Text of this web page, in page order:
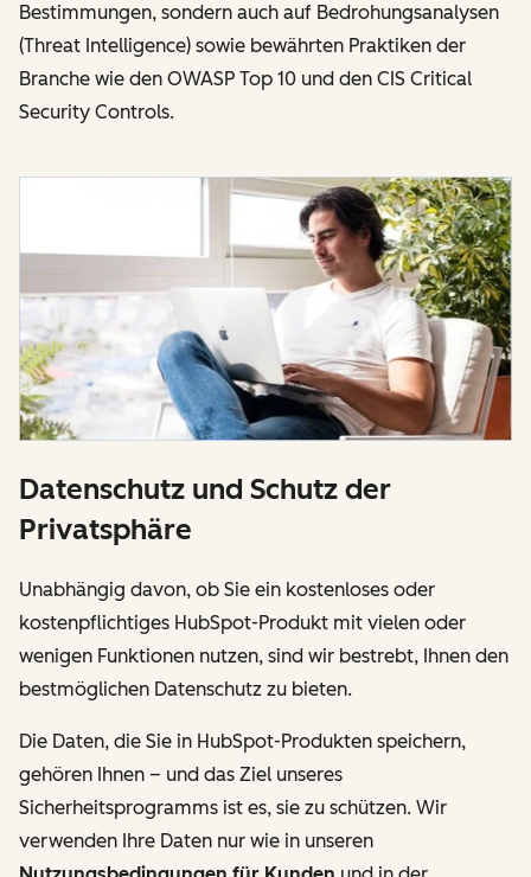
Bestimmungen, sondern auch auf Bedrohungsanalysen
(Threat Intelligence) sowie bewährten Praktiken der
Branche wie den OWASP Top 10 und den CIS Critical
Security Controls.
Datenschutz und Schutz der
Privatsphäre
Unabhängig davon, ob Sie ein kostenloses oder
kostenpflichtiges HubSpot-Produkt mit vielen oder
wenigen Funktionen nutzen, sind wir bestrebt, Ihnen den
bestmöglichen Datenschutz zu bieten.
Die Daten, die Sie in HubSpot-Produkten speichern,
gehören Ihnen – und das Ziel unseres
Sicherheitsprogramms ist es, sie zu schützen. Wir
verwenden Ihre Daten nur wie in unseren